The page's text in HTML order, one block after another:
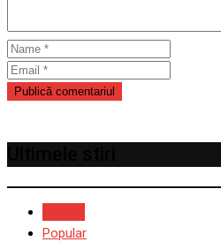
Popular